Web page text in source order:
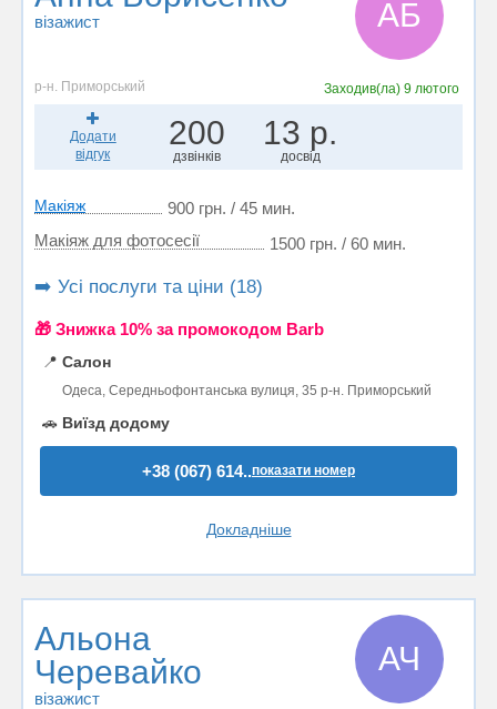
візажист АБ
р-н. Приморський Заходив(ла) 9 лютого
Додати
відгук
200
дзвінків
13 р.
досвід
Макіяж
900 грн. / 45 мин.
Макіяж для фотосесії
1500 грн. / 60 мин.
➡️ Усі послуги та ціни (18)
🎁 Знижка 10% за промокодом Barb
📍 Салон
Одеса, Середньофонтанська вулиця, 35 р-н. Приморський
🚗 Виїзд додому
+38 (067) 614..показати номер
Докладніше
Альона
Черевайко
візажист
АЧ